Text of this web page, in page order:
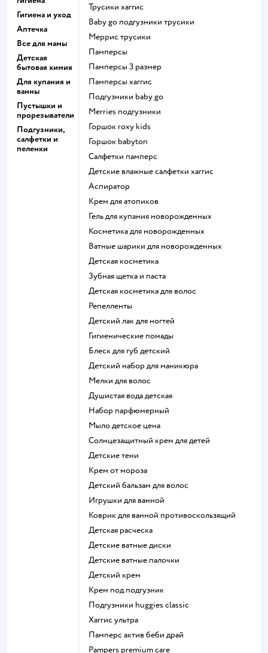
Гигиена и уход
Аптечка
Все для мамы
Детская
бытовая химия
Для купания и
ванны
Пустышки и
прорезыватели
Подгузники,
салфетки и
пеленки
трусики хаггис
baby go подгузники трусики
меррис трусики
памперсы
памперсы 3 размер
памперсы хаггис
подгузники baby go
merries подгузники
горшок roxy kids
горшок babyton
салфетки памперс
детские влажные салфетки хаггис
аспиратор
крем для атопиков
гель для купания новорожденных
косметика для новорожденных
ватные шарики для новорожденных
детская косметика
зубная щетка и паста
детская косметика для волос
репелленты
детский лак для ногтей
гигиенические помады
блеск для губ детский
детский набор для маникюра
мелки для волос
душистая вода детская
набор парфюмерный
мыло детское цена
солнцезащитный крем для детей
детские тени
крем от мороза
детский бальзам для волос
игрушки для ванной
коврик для ванной противоскользящий
детская расческа
детские ватные диски
детские ватные палочки
детский крем
крем под подгузник
подгузники huggies classic
хаггис ультра
памперс актив беби драй
pampers premium care